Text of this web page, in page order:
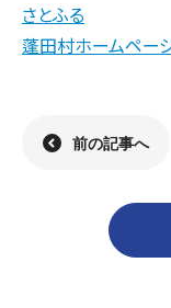
FISCO社による当社
株式会社エム・アール
さとふる
蓬田村ホームペー
前の記事へ